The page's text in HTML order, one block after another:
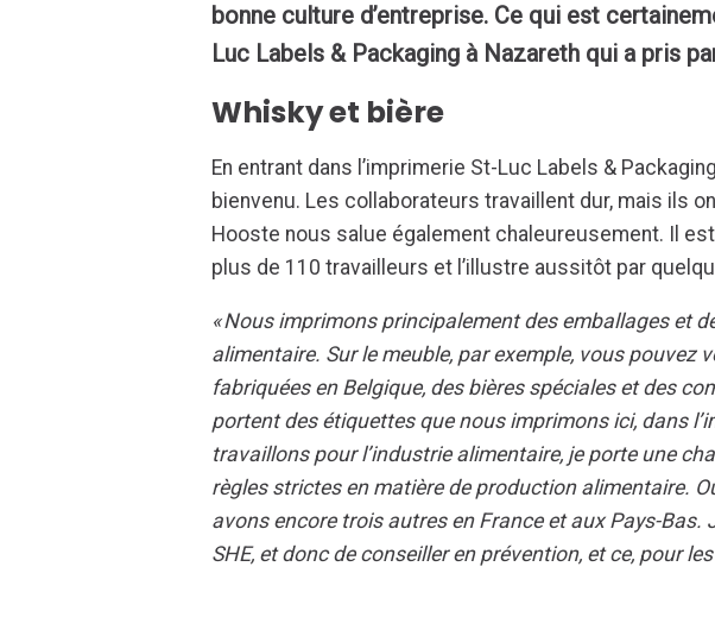
bonne culture d’entreprise. Ce qui est
Luc Labels & Packaging à Nazareth qui a pris
Whisky et bière
En entrant dans l’imprimerie St-Luc Labels &
bienvenu. Les collaborateurs travaillent dur, mais ils
Hooste nous salue également chaleureusement. Il
plus de 110 travailleurs et l’illustre aussitôt par
« Nous imprimons principalement des emballages et
alimentaire. Sur le meuble, par exemple, vous pouvez
fabriquées en Belgique, des bières spéciales et des
portent des étiquettes que nous imprimons ici, dans
travaillons pour l’industrie alimentaire, je porte une
règles strictes en matière de production alimentaire.
avons encore trois autres en France et aux Pays-Bas.
SHE, et donc de conseiller en prévention, et ce, pour